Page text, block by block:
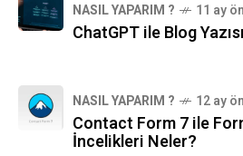
NASIL YAPARIM ? 11 ay
ChatGPT ile Blog
NASIL YAPARIM ? 12 ay
Contact Form 7 ile
İncelikleri Neler?